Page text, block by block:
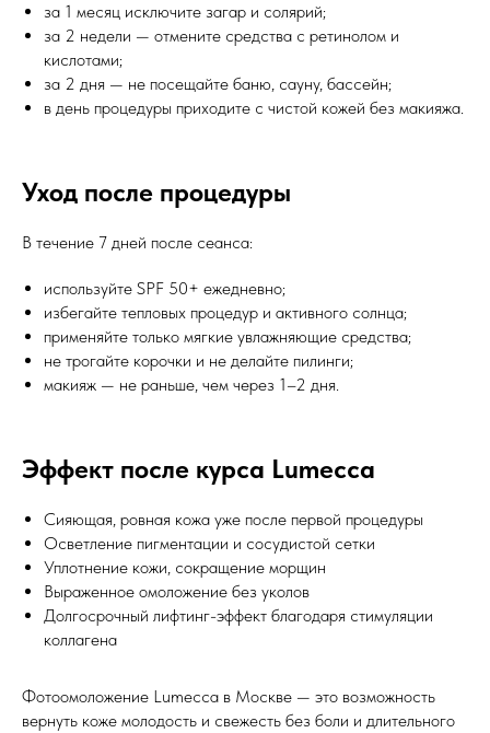
за 1 месяц исключите загар и солярий;
за 2 недели — отмените средства с ретинолом и
кислотами;
за 2 дня — не посещайте баню, сауну, бассейн;
в день процедуры приходите с чистой кожей без макияжа.
Уход после процедуры
В течение 7 дней после сеанса:
используйте SPF 50+ ежедневно;
избегайте тепловых процедур и активного солнца;
применяйте только мягкие увлажняющие средства;
не трогайте корочки и не делайте пилинги;
макияж — не раньше, чем через 1–2 дня.
Эффект после курса Lumecca
Сияющая, ровная кожа уже после первой процедуры
Осветление пигментации и сосудистой сетки
Уплотнение кожи, сокращение морщин
Выраженное омоложение без уколов
Долгосрочный лифтинг-эффект благодаря стимуляции
коллагена
Фотоомоложение Lumecca в Москве — это возможность
вернуть коже молодость и свежесть без боли и длительного